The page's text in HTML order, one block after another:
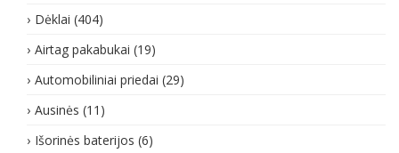
Dėklai (404)
Airtag pakabukai (19)
Automobiliniai priedai (29)
Ausinės (11)
Išorinės baterijos (6)